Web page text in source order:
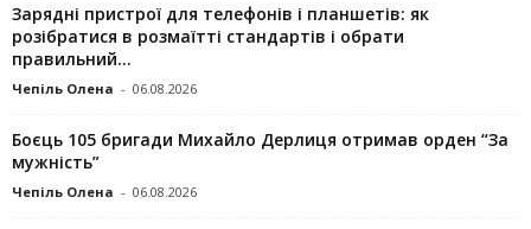
Зарядні пристрої для телефонів і планшетів: як
розібратися в розмаїтті стандартів і обрати
правильний...
Чепіль Олена - 06.08.2026
Боєць 105 бригади Михайло Дерлиця отримав орден “За
мужність”
Чепіль Олена - 06.08.2026